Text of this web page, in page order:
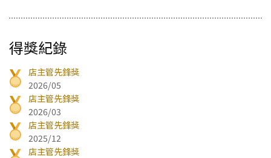
得獎紀錄
店主管先鋒獎
2026/05
店主管先鋒獎
2026/03
店主管先鋒獎
2025/12
店主管先鋒獎